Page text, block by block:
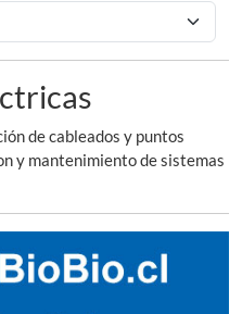
de cableados y puntos
y mantenimiento de sistemas